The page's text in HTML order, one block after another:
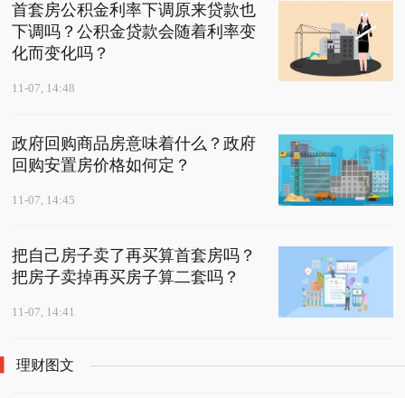
首套房公积金利率下调原来贷款也
下调吗？公积金贷款会随着利率变
化而变化吗？
11-07, 14:48
政府回购商品房意味着什么？政府
回购安置房价格如何定？
11-07, 14:45
把自己房子卖了再买算首套房吗？
把房子卖掉再买房子算二套吗？
11-07, 14:41
理财图文